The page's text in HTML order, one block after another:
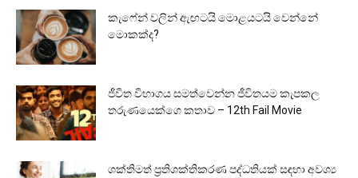
කැෆේන් වලින් ඇඟටයි මොළයටයි වෙන්නේ
මොකක්ද?
ජීවිත විභාගය සමත්වෙන්න ජීවිතයම කැපකල
තරුණයෙක්ගෙ කතාව – 12th Fail Movie
ශක්තිමත් ප්‍රතිශක්තිකරණ පද්ධතියක් සඳහා අවශ්‍ය